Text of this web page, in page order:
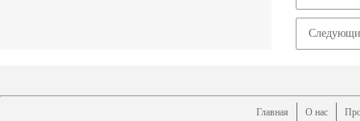
Главная О нас